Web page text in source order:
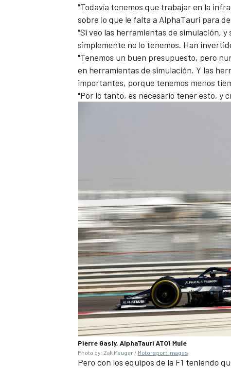
"Todavía tenemos que trabajar en la
sobre lo que le falta a AlphaTauri para
"Si veo las herramientas de simulación,
simplemente no lo tenemos. Han
"Tenemos un buen presupuesto, pero
en herramientas de simulación. Y las
importantes, porque tenemos menos
"Por lo tanto, es necesario tener esto, y
Pierre Gasly, AlphaTauri AT01 Mule
Photo by: Zak Mauger / Motorsport Images
Pero con los equipos de la F1 teniendo